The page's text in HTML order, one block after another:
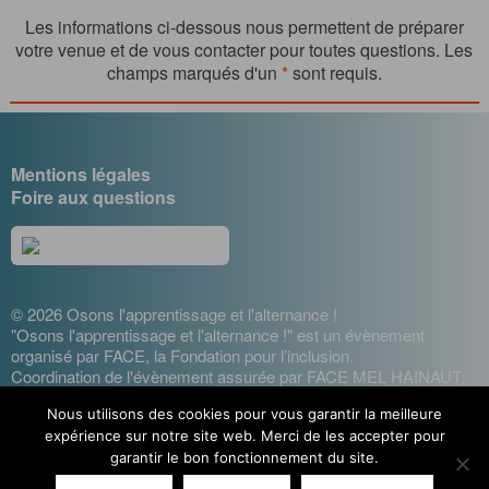
Les informations ci-dessous nous permettent de préparer
votre venue et de vous contacter pour toutes questions. Les
champs marqués d'un *sont requis.
Mentions légales
Foire aux questions
© 2026 Osons l'apprentissage et l'alternance !
"Osons l'apprentissage et l'alternance !" est un évènement
organisé par FACE, la Fondation pour l’inclusion.
Coordination de l'évènement assurée par FACE MEL HAINAUT,
Design : Cécile Lisbonis - Gestion de projet web : Agence
Mademoiselle Associée - Développement site internet : Etienne
Nous utilisons des cookies pour vous garantir la meilleure
expérience sur notre site web. Merci de les accepter pour
garantir le bon fonctionnement du site.